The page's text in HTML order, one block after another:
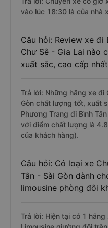
vào lúc 18:30 là của nhà
Câu hỏi: Review xe đi
Chư Sê - Gia Lai nào
xuất sắc, cao cấp
Trả lời: Những hãng xe đi
Gòn chất lượng tốt, xuất
Phương Trang đi Bình
với điểm chất lượng là
của khách hàng).
Câu hỏi: Có loại xe
Tân - Sài Gòn dành
limousine phòng đôi
Trả lời: Hiện tại có 1